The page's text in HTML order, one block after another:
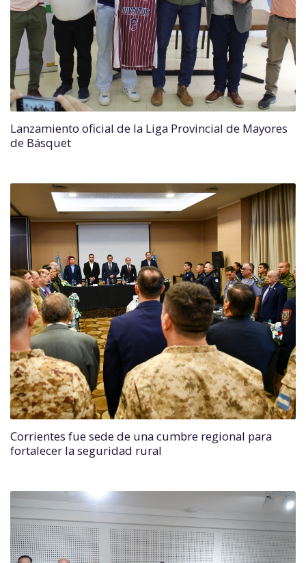
Lanzamiento oficial de la Liga Provincial de Mayores
de Básquet
Corrientes fue sede de una cumbre regional para
fortalecer la seguridad rural